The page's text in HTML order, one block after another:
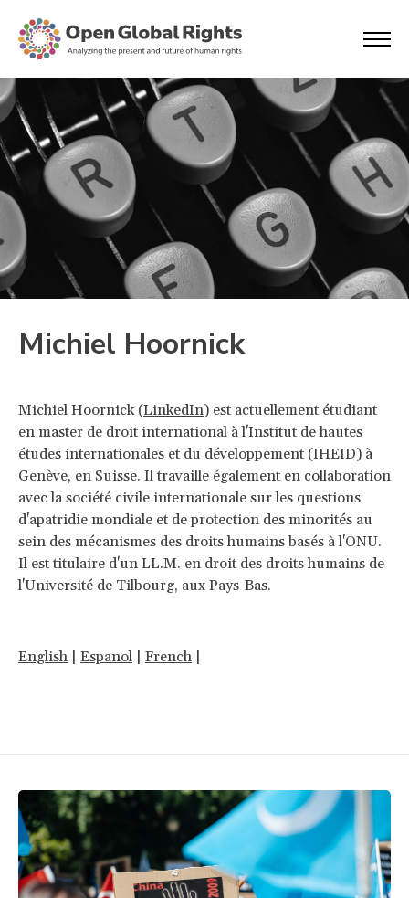
Michiel Hoornick
Michiel Hoornick (LinkedIn) est actuellement étudiant
en master de droit international à l'Institut de hautes
études internationales et du développement (IHEID) à
Genève, en Suisse. Il travaille également en collaboration
avec la société civile internationale sur les questions
d'apatridie mondiale et de protection des minorités au
sein des mécanismes des droits humains basés à l'ONU.
Il est titulaire d'un LL.M. en droit des droits humains de
l'Université de Tilbourg, aux Pays-Bas.
English | Espanol | French |